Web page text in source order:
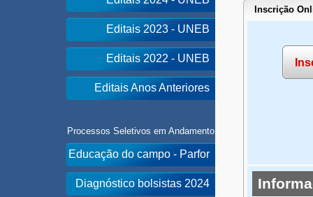
Editais 2023 - UNEB
Editais 2022 - UNEB
Editais Anos Anteriores
Processos Seletivos em Andamento
Educação do campo - Parfor
Diagnóstico bolsistas 2024
Inscrição